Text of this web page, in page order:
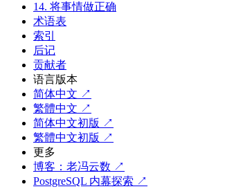
14. 将事情做正确
术语表
索引
后记
贡献者
语言版本
简体中文 ↗
繁體中文 ↗
简体中文初版 ↗
繁體中文初版 ↗
更多
博客：老冯云数 ↗
PostgreSQL 内幕探索 ↗